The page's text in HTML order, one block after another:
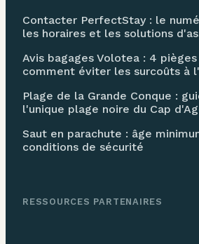
Contacter PerfectStay : le
les horaires et les solutions
Avis bagages Volotea : 4
comment éviter les surcoûts à
Plage de la Grande Conque :
l'unique plage noire du Cap
Saut en parachute : âge
conditions de sécurité
RESSOURCES PARTENAIRES